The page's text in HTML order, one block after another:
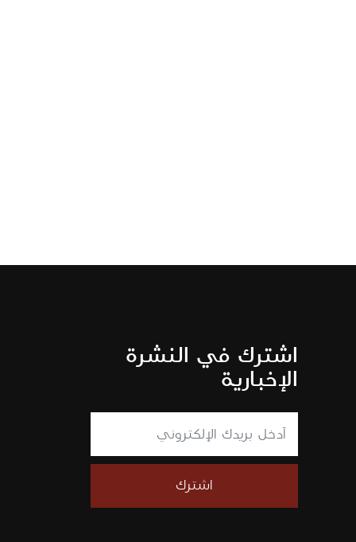
اشترك في النشرة
الإخبارية
اشترك